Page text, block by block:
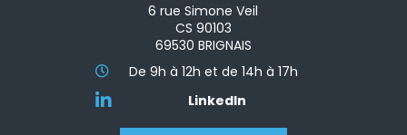
6 rue Simone Veil
CS 90103
69530 BRIGNAIS
De 9h à 12h et de 14h à 17h
LinkedIn